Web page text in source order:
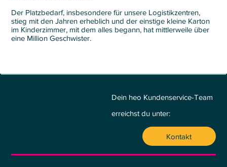
Der Platzbedarf, insbesondere für unsere Logistikzentren,
stieg mit den Jahren erheblich und der einstige kleine Karton
im Kinderzimmer, mit dem alles begann, hat mittlerweile über
eine Million Geschwister.
Dein heo Kundenservice-Team
erreichst du unter:
Kontakt